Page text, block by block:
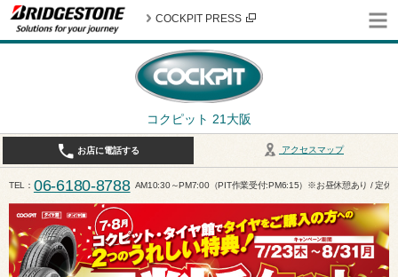
コクピット 21大阪
COCKPIT PRESS
アクセスマップ
お店に電話する
TEL 06-6180-8788 AM10:30～PM7:00（PIT作業受付:PM6:15）※お昼休憩あり / 定休